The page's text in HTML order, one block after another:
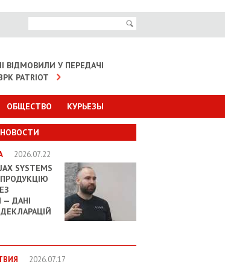
ВІДМОВИЛИ У ПЕРЕДАЧІ
PATRIOT
ОБЩЕСТВО КУРЬЕЗЫ
2026.07.22
SYSTEMS
— ДАНІ
2026.07.17